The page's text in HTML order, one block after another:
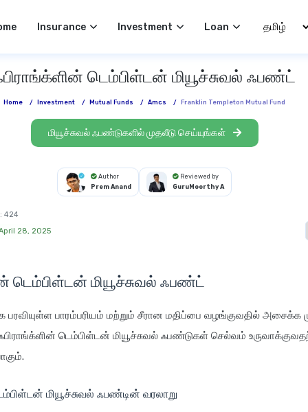
Insurance Investment Loan Select
டெம்பிள்டன் மியூச்சுவல் ஃபண்ட்
Home / Investment / Mutual Funds / Amcs / Franklin Templeton Mutual Fund
மியூச்சுவல் ஃபண்டுகளில் முதலீடு செய்யுங்கள்
Author
Prem Anand
Reviewed by
GuruMoorthy A
424
28, 2025
டெம்பிள்டன் மியூச்சுவல் ஃபண்ட்
பாரம்பரியம் மற்றும் சீரான மதிப்பை வழங்குவதில் அசைக்க
டெம்பிள்டன் மியூச்சுவல் ஃபண்டுகள் செல்வம்
மியூச்சுவல் ஃபண்டின் வரலாறு